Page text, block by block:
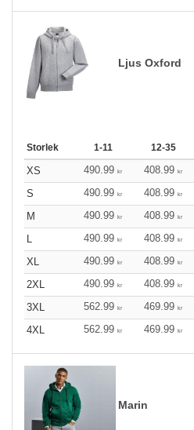
Ljus Oxford
Storlek 1-11 12-35
XS 490.99 kr 408.99 kr
S
490.99 kr 408.99 kr
M
490.99 kr 408.99 kr
L
490.99 kr 408.99 kr
XL
490.99 kr 408.99 kr
2XL
490.99 kr 408.99 kr
3XL
562.99 kr 469.99 kr
4XL
562.99 kr 469.99 kr
Marin